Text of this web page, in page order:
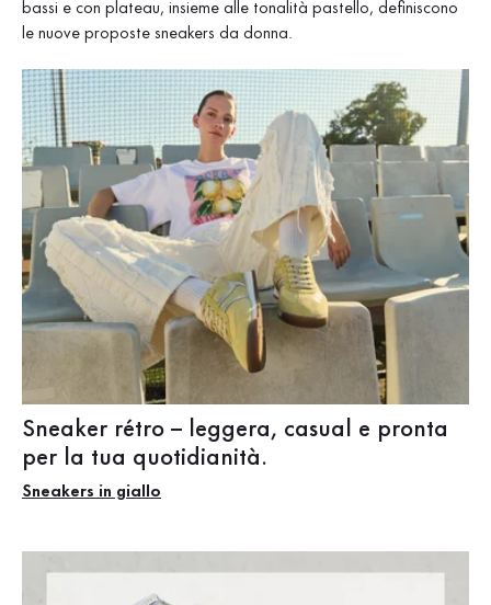
bassi e con plateau, insieme alle tonalità pastello, definiscono
le nuove proposte sneakers da donna.
Sneaker rétro – leggera, casual e pronta
per la tua quotidianità.
Sneakers in giallo